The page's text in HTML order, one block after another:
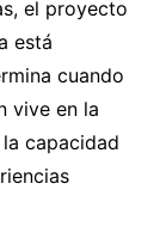
el proyecto
está
cuando
vive en la
capacidad